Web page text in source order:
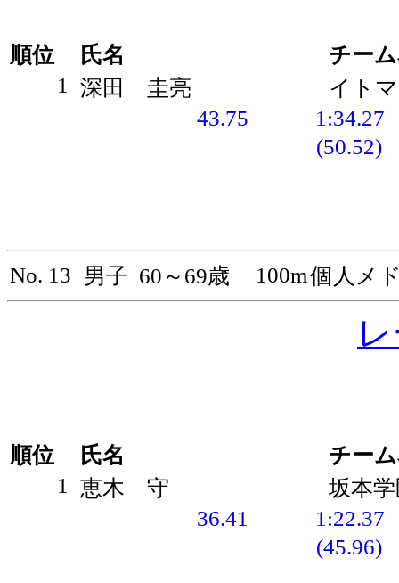
順位 氏名
チー
1
深田 圭亮
イト
43.75
1:34.27
(50.52)
No. 13 男子 60～69歳 100m個人メ
順位 氏名
チー
1
恵木 守
坂本
36.41
1:22.37
(45.96)